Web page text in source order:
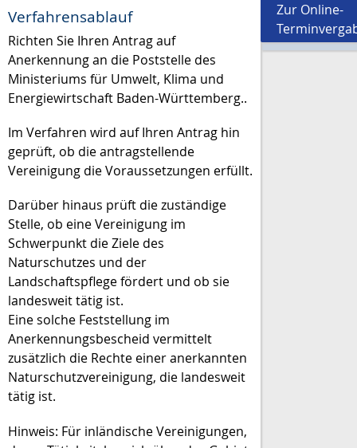
Verfahrensablauf
Richten Sie Ihren Antrag auf
Anerkennung an die Poststelle des
Ministeriums für Umwelt, Klima und
Energiewirtschaft Baden-Württemberg..
Im Verfahren wird auf Ihren Antrag hin
geprüft, ob die antragstellende
Vereinigung die Voraussetzungen erfüllt.
Darüber hinaus prüft die zuständige
Stelle, ob eine Vereinigung im
Schwerpunkt die Ziele des
Naturschutzes und der
Landschaftspflege fördert und ob sie
landesweit tätig ist.
Eine solche Feststellung im
Anerkennungsbescheid vermittelt
zusätzlich die Rechte einer anerkannten
Naturschutzvereinigung, die landesweit
tätig ist.
Hinweis: Für inländische Vereinigungen,
Zur Online-